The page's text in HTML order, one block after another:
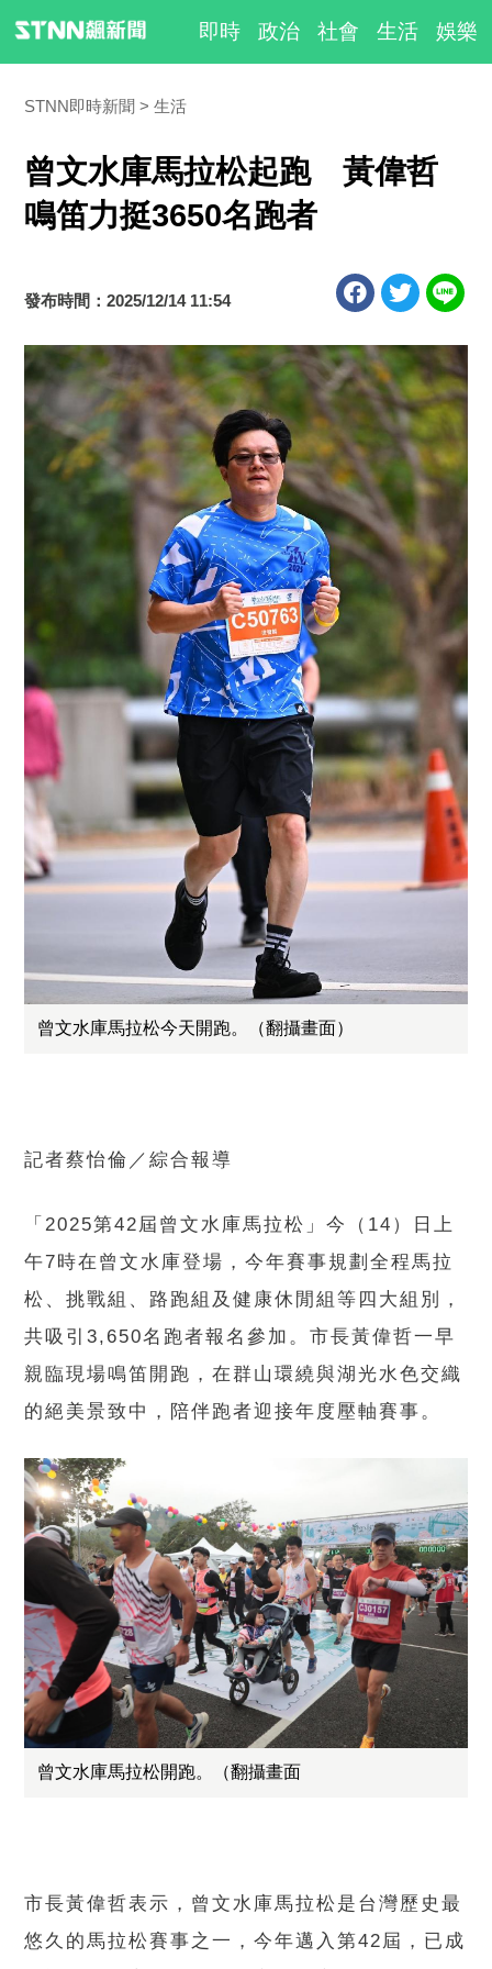
即時 政治 社會 生活 娛樂
STNN即時新聞 生活
曾文水庫馬拉松起跑 黃偉哲
鳴笛力挺3650名跑者
發布時間：2025/12/14 11:54
曾文水庫馬拉松今天開跑。（翻攝畫面）
記者蔡怡倫／綜合報導
「2025第42屆曾文水庫馬拉松」今（14）日上
午7時在曾文水庫登場，今年賽事規劃全程馬拉
松、挑戰組、路跑組及健康休閒組等四大組別，
共吸引3,650名跑者報名參加。市長黃偉哲一早
親臨現場鳴笛開跑，在群山環繞與湖光水色交織
的絕美景致中，陪伴跑者迎接年度壓軸賽事。
曾文水庫馬拉松開跑。（翻攝畫面
市長黃偉哲表示，曾文水庫馬拉松是台灣歷史最
悠久的馬拉松賽事之一，今年邁入第42屆，已成